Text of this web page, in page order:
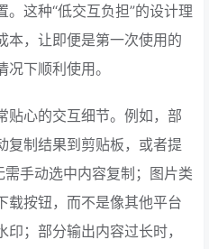
这种“低交互负担”的设计理
本，让即便是第一次使用的
下顺利使用。
贴心的交互细节。例如，部
复制结果到剪贴板，或者提
需手动选中内容复制；图片类
载按钮，而不是像其他平台
；部分输出内容过长时，